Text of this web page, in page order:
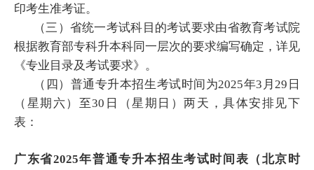
印考生准考证。
（三）省统一考试科目的考试要求由省教育考试院
根据教育部专科升本科同一层次的要求编写确定，详见
《专业目录及考试要求》。
（四）普通专升本招生考试时间为2025年3月29日
（星期六）至30日（星期日）两天，具体安排见下
表：
广东省2025年普通专升本招生考试时间表（北京时